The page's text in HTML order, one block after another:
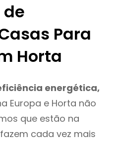
Para
Horta
energética,
Europa e Horta não
que estão na
cada vez mais